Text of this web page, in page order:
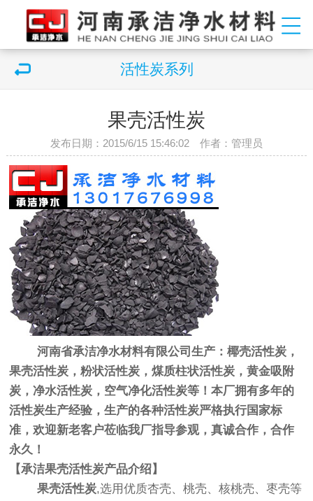
活性炭系列
果壳活性炭
发布日期：2015/6/15 15:46:02 作者：管理员
河南省承洁净水材料有限公司生产：椰壳活性炭，
果壳活性炭，粉状活性炭，煤质柱状活性炭，黄金吸附
炭，净水活性炭，空气净化活性炭等！本厂拥有多年的
活性炭生产经验，生产的各种活性炭严格执行国家标
准，欢迎新老客户莅临我厂指导参观，真诚合作，合作
永久！
【承洁果壳活性炭产品介绍】
果壳活性炭,选用优质杏壳、桃壳、核桃壳、枣壳等